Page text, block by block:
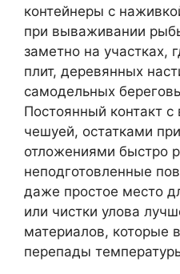
контейнеры с
при вываживании
заметно на участках,
плит, деревянных
самодельных
Постоянный контакт с
чешуей, остатками
отложениями быстро
неподготовленные
даже простое место
или чистки улова
материалов, которые
перепады